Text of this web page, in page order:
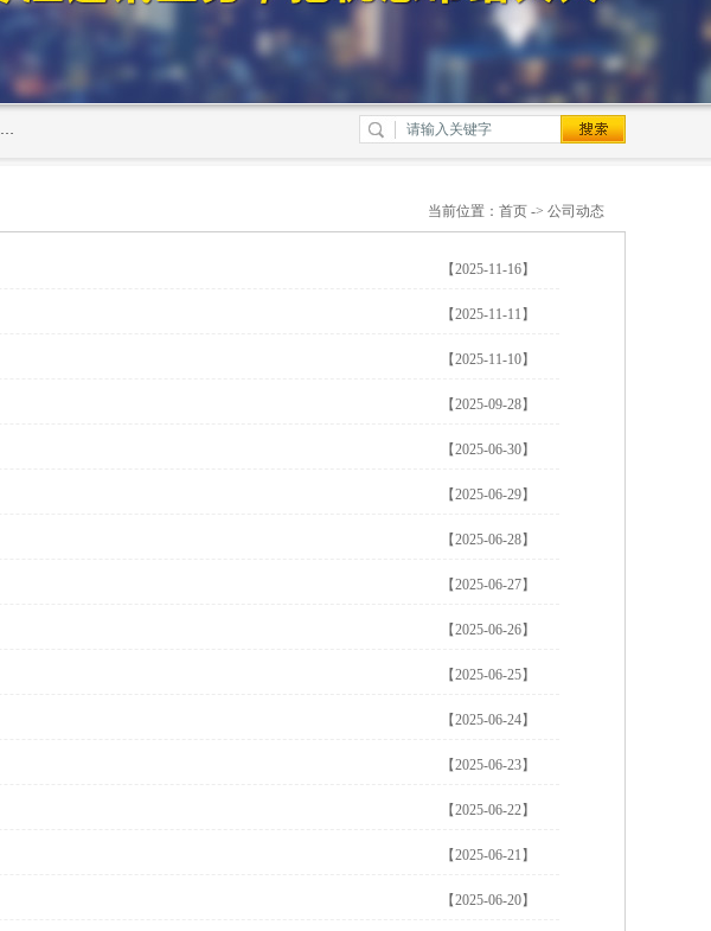
西安新城赛派通讯商行从事西安地区的联通，移动，电信宽带安装，光纤专线安装，宽带办理等业务，全国统一热线：18691811535。西安市新城区赛派通讯商行是一家专业通讯公司，欢迎新老客户来电咨询！
当前位置： 首页 -> 公司动态
【2025-11-16】
【2025-11-11】
【2025-11-10】
【2025-09-28】
【2025-06-30】
【2025-06-29】
【2025-06-28】
【2025-06-27】
【2025-06-26】
【2025-06-25】
【2025-06-24】
【2025-06-23】
【2025-06-22】
【2025-06-21】
【2025-06-20】